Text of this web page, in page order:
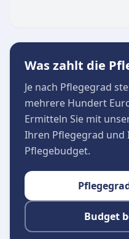
gesellschaftlichen
Ein übergeordnetes
Selbstständigkeit
Klienten zu stärken.
multiprofessionelle
transparent mit den
zuständigen
Was zahlt die
Je nach Pflegegrad
mehrere Hundert
Ermitteln Sie mit
Ihren Pflegegrad und
Pflegebudget.
Budget